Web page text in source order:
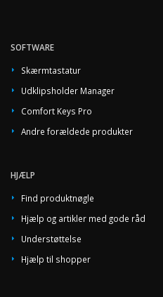
SOFTWARE
Skærmtastatur
Udklipsholder Manager
Comfort Keys Pro
Andre forældede produkter
HJÆLP
Find produktnøgle
Hjælp og artikler med gode råd
Understøttelse
Hjælp til shopper